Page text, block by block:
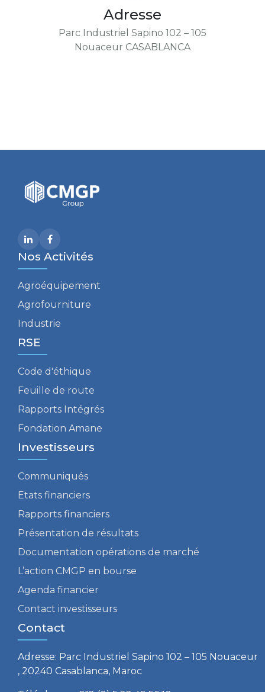
Adresse
Parc Industriel Sapino 102 – 105
Nouaceur CASABLANCA
Nos Activités
Agroéquipement
Agrofourniture
Industrie
RSE
Code d'éthique
Feuille de route
Rapports Intégrés
Fondation Amane
Investisseurs
Communiqués
Etats financiers
Rapports financiers
Présentation de résultats
Documentation opérations de marché
L’action CMGP en bourse
Agenda financier
Contact investisseurs
Contact
Adresse: Parc Industriel Sapino 102 – 105 Nouaceur
, 20240 Casablanca, Maroc